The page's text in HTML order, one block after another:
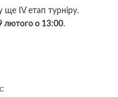
ще IV етап турніру.
лютого о 13:00.